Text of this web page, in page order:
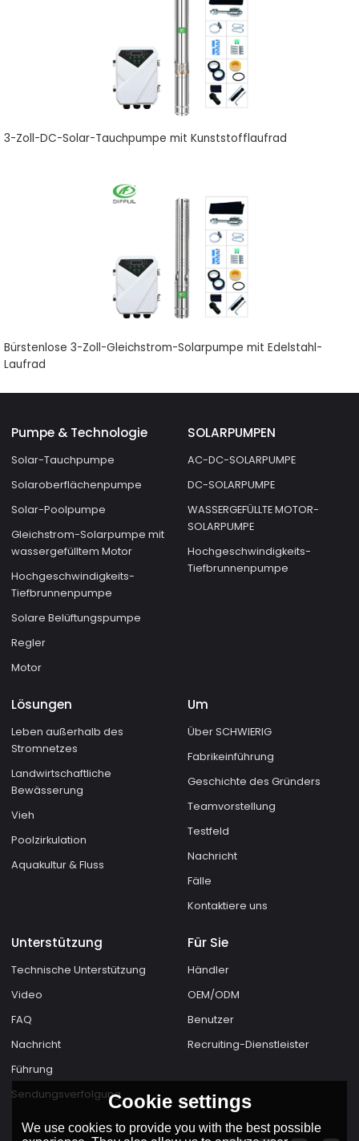
3-Zoll-DC-Solar-Tauchpumpe mit Kunststofflaufrad
Bürstenlose 3-Zoll-Gleichstrom-Solarpumpe mit Edelstahl-
Laufrad
Pumpe & Technologie
Solar-Tauchpumpe
Solaroberflächenpumpe
Solar-Poolpumpe
Gleichstrom-Solarpumpe mit
wassergefülltem Motor
Hochgeschwindigkeits-
Tiefbrunnenpumpe
Solare Belüftungspumpe
Regler
Motor
SOLARPUMPEN
AC-DC-SOLARPUMPE
DC-SOLARPUMPE
WASSERGEFÜLLTE MOTOR-
SOLARPUMPE
Hochgeschwindigkeits-
Tiefbrunnenpumpe
Lösungen
Leben außerhalb des
Stromnetzes
Landwirtschaftliche
Bewässerung
Vieh
Poolzirkulation
Aquakultur & Fluss
Um
Über SCHWIERIG
Fabrikeinführung
Geschichte des Gründers
Teamvorstellung
Testfeld
Nachricht
Fälle
Kontaktiere uns
Unterstützung
Technische Unterstützung
Video
FAQ
Nachricht
Führung
Sendungsverfolgung
Für Sie
Händler
OEM/ODM
Benutzer
Recruiting-Dienstleister
Cookie settings
We use cookies to provide you with the best possible